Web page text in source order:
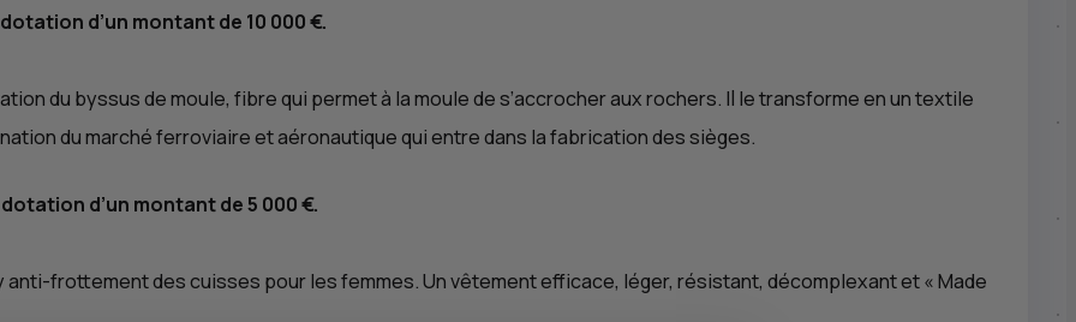
d’un montant de 10 000 €.
du byssus de moule, fibre qui permet à la moule de s’accrocher aux rochers. Il le transforme en un textile
du marché ferroviaire et aéronautique qui entre dans la fabrication des sièges.
dotation d’un montant de 5 000 €.
frottement des cuisses pour les femmes. Un vêtement efficace, léger, résistant, décomplexant et «Made